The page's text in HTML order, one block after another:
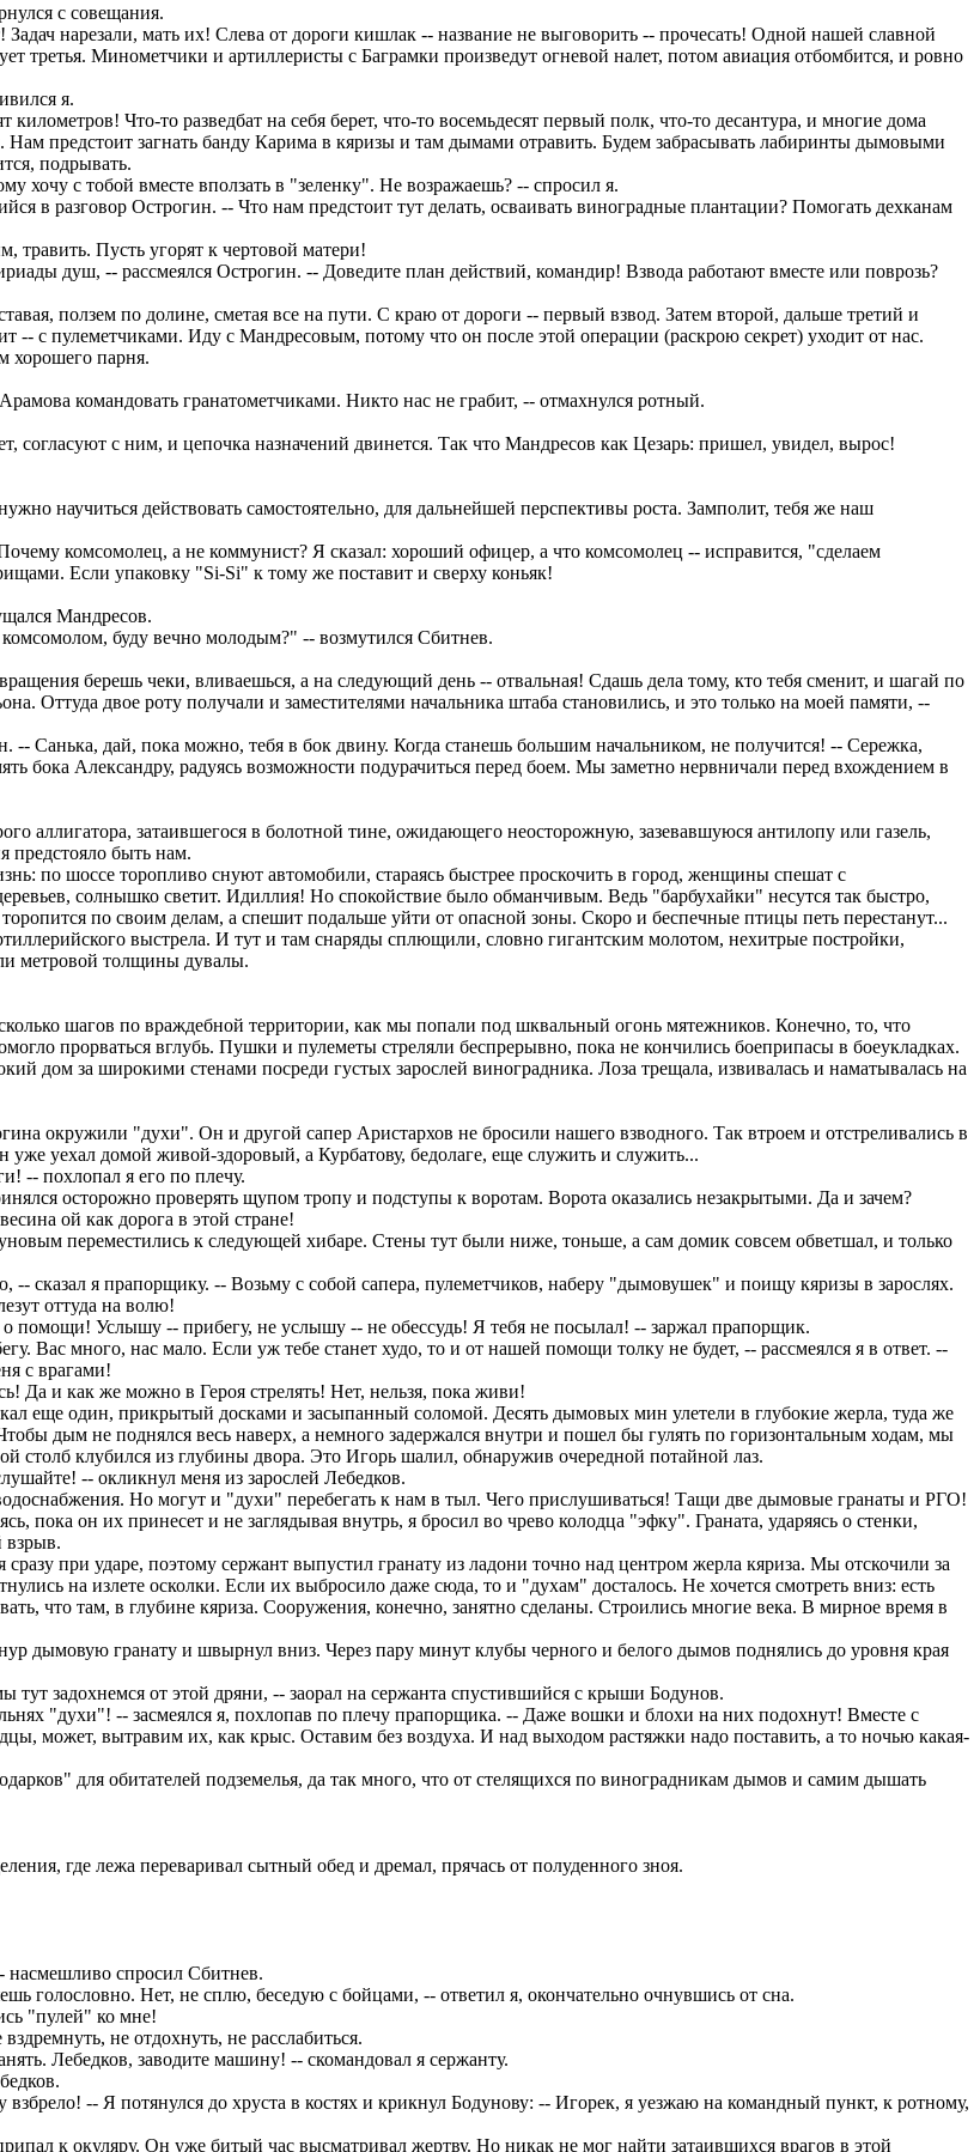
с совещания.
нарезали, мать их! Слева от дороги кишлак -- название не выговорить -- прочесать! Одной нашей славной
третья. Минометчики и артиллеристы с Баграмки произведут огневой налет, потом авиация отбомбится, и ровно
я.
Что-то разведбат на себя берет, что-то восемьдесят первый полк, что-то десантура, и многие дома
предстоит загнать банду Карима в кяризы и там дымами отравить. Будем забрасывать лабиринты дымовыми
подрывать.
с тобой вместе вползать в "зеленку". Не возражаешь? -- спросил я.
в разговор Острогин. -- Что нам предстоит тут делать, осваивать виноградные плантации? Помогать дехканам
Пусть угорят к чертовой матери!
душ, -- рассмеялся Острогин. -- Доведите план действий, командир! Взвода работают вместе или поврозь?
ползем по долине, сметая все на пути. С краю от дороги -- первый взвод. Затем второй, дальше третий и
-- с пулеметчиками. Иду с Мандресовым, потому что он после этой операции (раскрою секрет) уходит от нас.
хорошего парня.
командовать гранатометчиками. Никто нас не грабит, -- отмахнулся ротный.
согласуют с ним, и цепочка назначений двинется. Так что Мандресов как Цезарь: пришел, увидел, вырос!
научиться действовать самостоятельно, для дальнейшей перспективы роста. Замполит, тебя же наш
комсомолец, а не коммунист? Я сказал: хороший офицер, а что комсомолец -- исправится, "сделаем
Если упаковку "Si-Si" к тому же поставит и сверху коньяк!
Мандресов.
буду вечно молодым?" -- возмутился Сбитнев.
берешь чеки, вливаешься, а на следующий день -- отвальная! Сдашь дела тому, кто тебя сменит, и шагай по
Оттуда двое роту получали и заместителями начальника штаба становились, и это только на моей памяти, --
-- Санька, дай, пока можно, тебя в бок двину. Когда станешь большим начальником, не получится! -- Сережка,
бока Александру, радуясь возможности подурачиться перед боем. Мы заметно нервничали перед вхождением в
аллигатора, затаившегося в болотной тине, ожидающего неосторожную, зазевавшуюся антилопу или газель,
предстояло быть нам.
по шоссе торопливо снуют автомобили, стараясь быстрее проскочить в город, женщины спешат с
солнышко светит. Идиллия! Но спокойствие было обманчивым. Ведь "барбухайки" несутся так быстро,
по своим делам, а спешит подальше уйти от опасной зоны. Скоро и беспечные птицы петь перестанут...
выстрела. И тут и там снаряды сплющили, словно гигантским молотом, нехитрые постройки,
метровой толщины дувалы.
шагов по враждебной территории, как мы попали под шквальный огонь мятежников. Конечно, то, что
прорваться вглубь. Пушки и пулеметы стреляли беспрерывно, пока не кончились боеприпасы в боеукладках.
дом за широкими стенами посреди густых зарослей виноградника. Лоза трещала, извивалась и наматывалась на
окружили "духи". Он и другой сапер Аристархов не бросили нашего взводного. Так втроем и отстреливались в
уже уехал домой живой-здоровый, а Курбатову, бедолаге, еще служить и служить...
-- похлопал я его по плечу.
осторожно проверять щупом тропу и подступы к воротам. Ворота оказались незакрытыми. Да и зачем?
ой как дорога в этой стране!
переместились к следующей хибаре. Стены тут были ниже, тоньше, а сам домик совсем обветшал, и только
сказал я прапорщику. -- Возьму с собой сапера, пулеметчиков, наберу "дымовушек" и поищу кяризы в зарослях.
оттуда на волю!
помощи! Услышу -- прибегу, не услышу -- не обессудь! Я тебя не посылал! -- заржал прапорщик.
Вас много, нас мало. Если уж тебе станет худо, то и от нашей помощи толку не будет, -- рассмеялся я в ответ. --
с врагами!
Да и как же можно в Героя стрелять! Нет, нельзя, пока живи!
еще один, прикрытый досками и засыпанный соломой. Десять дымовых мин улетели в глубокие жерла, туда же
дым не поднялся весь наверх, а немного задержался внутри и пошел бы гулять по горизонтальным ходам, мы
клубился из глубины двора. Это Игорь шалил, обнаружив очередной потайной лаз.
-- окликнул меня из зарослей Лебедков.
Но могут и "духи" перебегать к нам в тыл. Чего прислушиваться! Тащи две дымовые гранаты и РГО!
пока он их принесет и не заглядывая внутрь, я бросил во чрево колодца "эфку". Граната, ударяясь о стенки,
взрыв.
при ударе, поэтому сержант выпустил гранату из ладони точно над центром жерла кяриза. Мы отскочили за
на излете осколки. Если их выбросило даже сюда, то и "духам" досталось. Не хочется смотреть вниз: есть
что там, в глубине кяриза. Сооружения, конечно, занятно сделаны. Строились многие века. В мирное время в
дымовую гранату и швырнул вниз. Через пару минут клубы черного и белого дымов поднялись до уровня края
задохнемся от этой дряни, -- заорал на сержанта спустившийся с крыши Бодунов.
"духи"! -- засмеялся я, похлопав по плечу прапорщика. -- Даже вошки и блохи на них подохнут! Вместе с
может, вытравим их, как крыс. Оставим без воздуха. И над выходом растяжки надо поставить, а то ночью какая-
для обитателей подземелья, да так много, что от стелящихся по виноградникам дымов и самим дышать
где лежа переваривал сытный обед и дремал, прячась от полуденного зноя.
спросил Сбитнев.
голословно. Нет, не сплю, беседую с бойцами, -- ответил я, окончательно очнувшись от сна.
"пулей" ко мне!
не отдохнуть, не расслабиться.
Лебедков, заводите машину! -- скомандовал я сержанту.
-- Я потянулся до хруста в костях и крикнул Бодунову: -- Игорек, я уезжаю на командный пункт, к ротному,
к окуляру. Он уже битый час высматривал жертву. Но никак не мог найти затаившихся врагов в этой